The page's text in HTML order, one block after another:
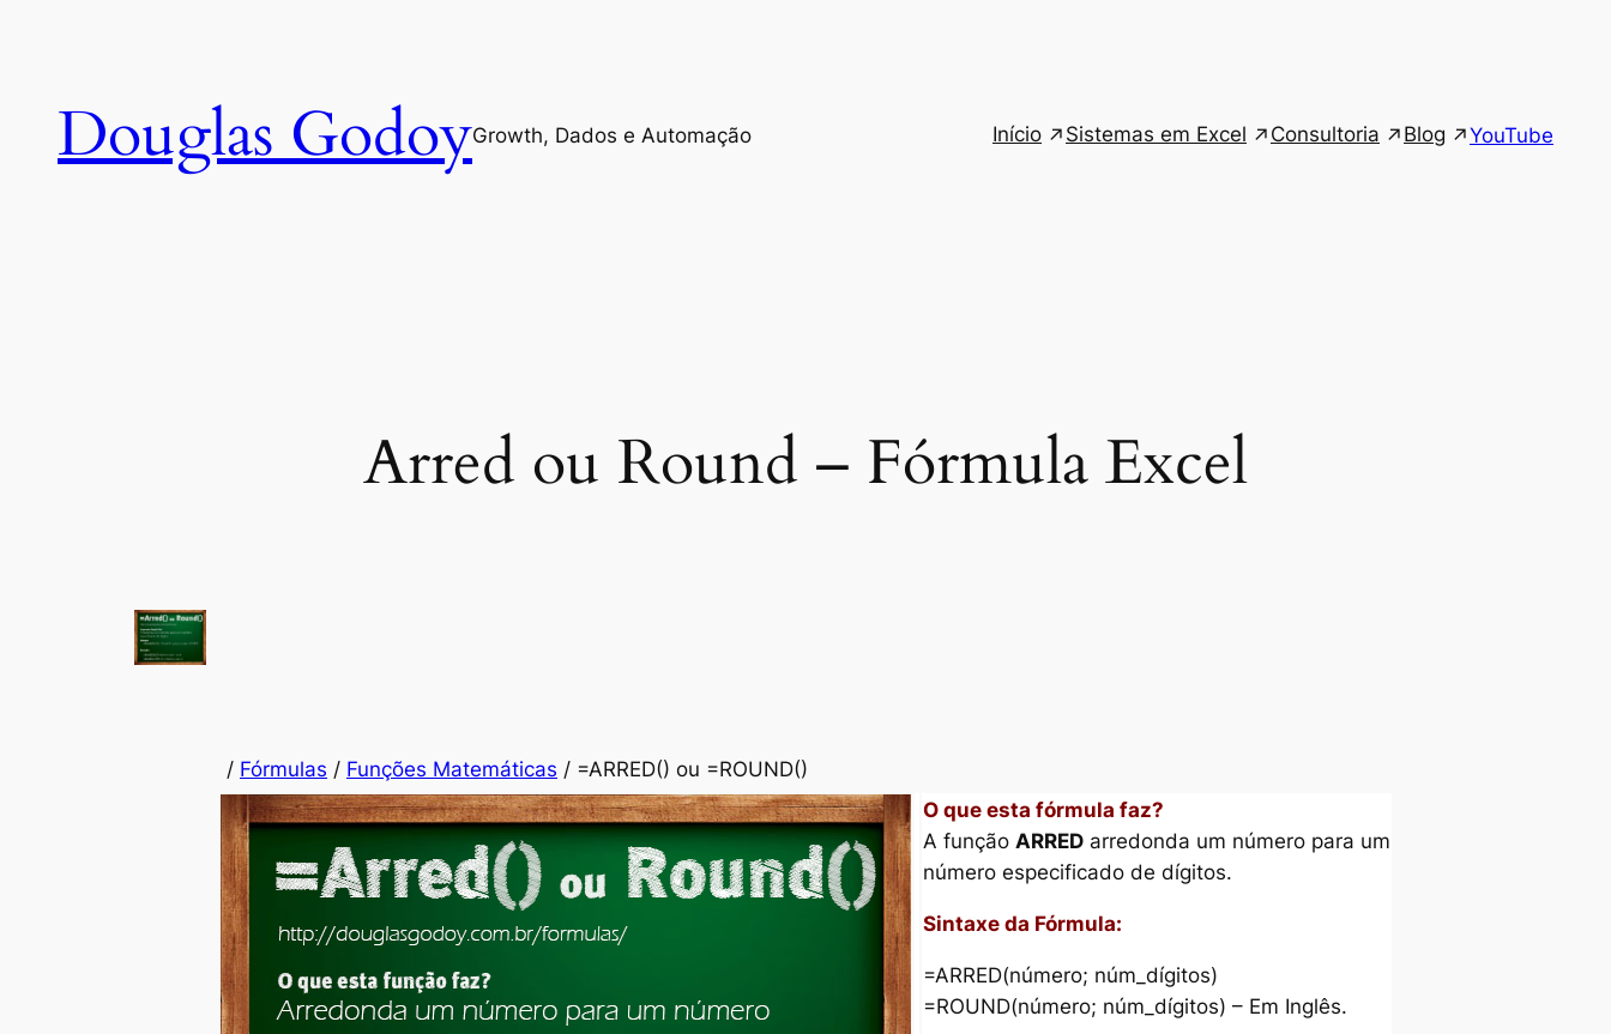
conteúdoDouglas GodoyGrowth, Dados e Automação Início Sistemas em Excel Consultoria Blog YouTube
Arred ou Round – Fórmula Excel
/ Fórmulas / Funções Matemáticas / =ARRED() ou =ROUND()
O que esta fórmula faz?
A função ARRED arredonda um número para um
número especificado de dígitos.
Sintaxe da Fórmula:
=ARRED(número; núm_dígitos)
=ROUND(número; núm_dígitos) – Em Inglês.